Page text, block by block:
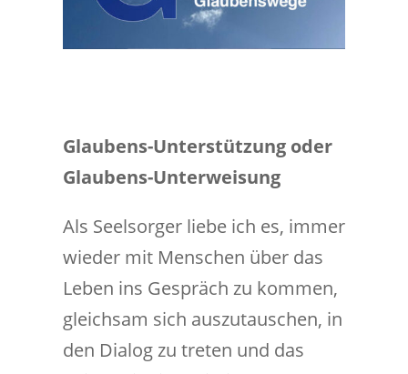
Glaubens-Unterstützung oder
Glaubens-Unterweisung
Als Seelsorger liebe ich es, immer
wieder mit Menschen über das
Leben ins Gespräch zu kommen,
gleichsam sich auszutauschen, in
den Dialog zu treten und das